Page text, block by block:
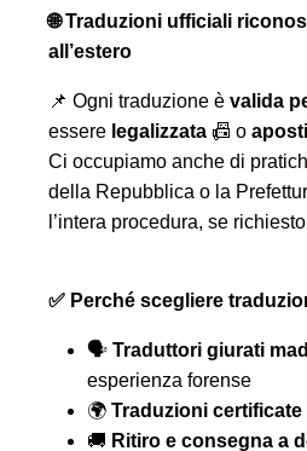
🌐 Traduzioni ufficiali
all’estero
📌 Ogni traduzione è valida
essere legalizzata 📠 o
Ci occupiamo anche di
della Repubblica o la
l’intera procedura, se
✅ Perché scegliere
🗣️ Traduttori giurati
esperienza forense
🌍 Traduzioni certificate
🚚 Ritiro e consegna a